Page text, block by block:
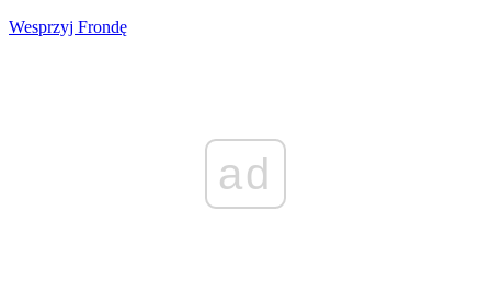
Wesprzyj Frondę
ad